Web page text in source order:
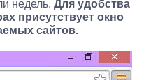
недель. Для удобства
присутствует окно
сайтов.